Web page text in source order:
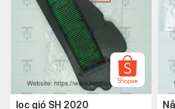
lọc gió SH 2020